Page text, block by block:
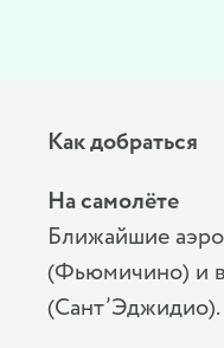
Как добраться
На самолёте
Ближайшие
(Фьюмичино) и
(Сант’Эджидио).